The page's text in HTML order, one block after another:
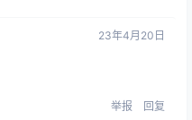
23年4月20日
举报 回复